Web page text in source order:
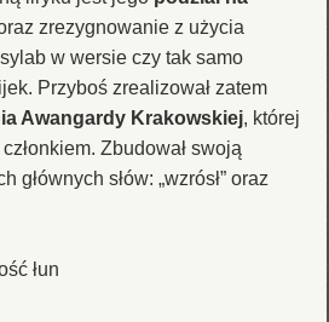
zrezygnowanie z użycia
w wersie czy tak samo
Przyboś zrealizował zatem
Awangardy Krakowskiej, której
Zbudował swoją
głównych słów: „wzrósł” oraz
łun